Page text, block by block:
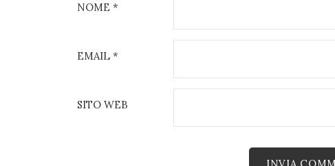
NOME *
EMAIL *
SITO WEB